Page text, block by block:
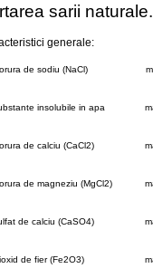
sarii naturale.
generale:
de sodiu (NaCl)
insolubile in apa
de calciu (CaCl2)
de magneziu (MgCl2)
de calciu (CaSO4)
de fier (Fe2O3)